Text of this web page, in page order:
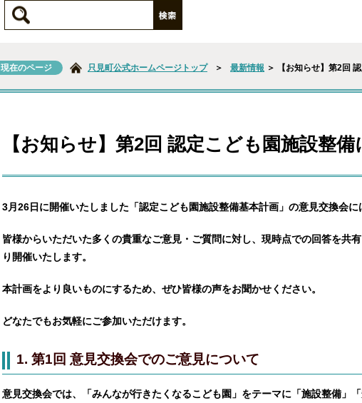
現在のページ 只見町公式ホームページトップ ＞ 最新情報 ＞ 【お知らせ】第2回
【お知らせ】第2回 認定こども園施設整
3月26日に開催いたしました「認定こども園施設整備基本計画」の意見交換会
皆様からいただいた多くの貴重なご意見・ご質問に対し、現時点での回答を共
り開催いたします。
本計画をより良いものにするため、ぜひ皆様の声をお聞かせください。
どなたでもお気軽にご参加いただけます。
1. 第1回 意見交換会でのご意見について
意見交換会では、「みんなが行きたくなるこども園」をテーマに「施設整備」